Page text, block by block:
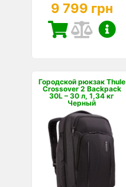
9 799 грн
Городской рюкзак Thule
Crossover 2 Backpack
30L – 30 л, 1,34 кг
Черный